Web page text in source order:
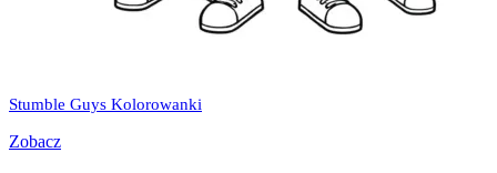
Stumble Guys Kolorowanki
Zobacz